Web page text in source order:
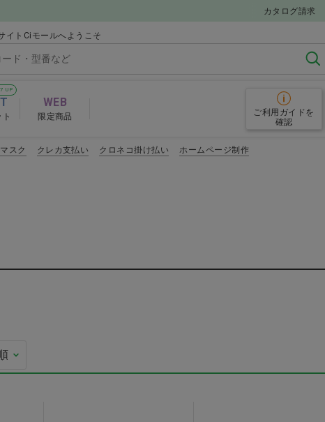
カタログ請求
イトCiモールへようこそ
検索
Ｍシステム・ミリングバー
UP
WEB
限定商品 ご利用ガイド を
確認
マスク クレカ支払い クロネコ掛け払い ホームページ制作